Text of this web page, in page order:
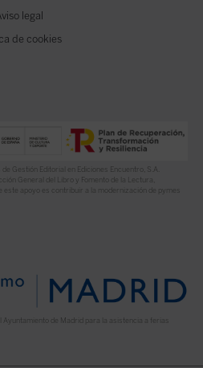
legal
de cookies
Gestión Editorial en Ediciones Encuentro, S.A.
General del Libro y Fomento de la Lectura,
este apoyo es contribuir a la modernización de pymes
Ayuntamiento de Madrid para la asistencia a ferias